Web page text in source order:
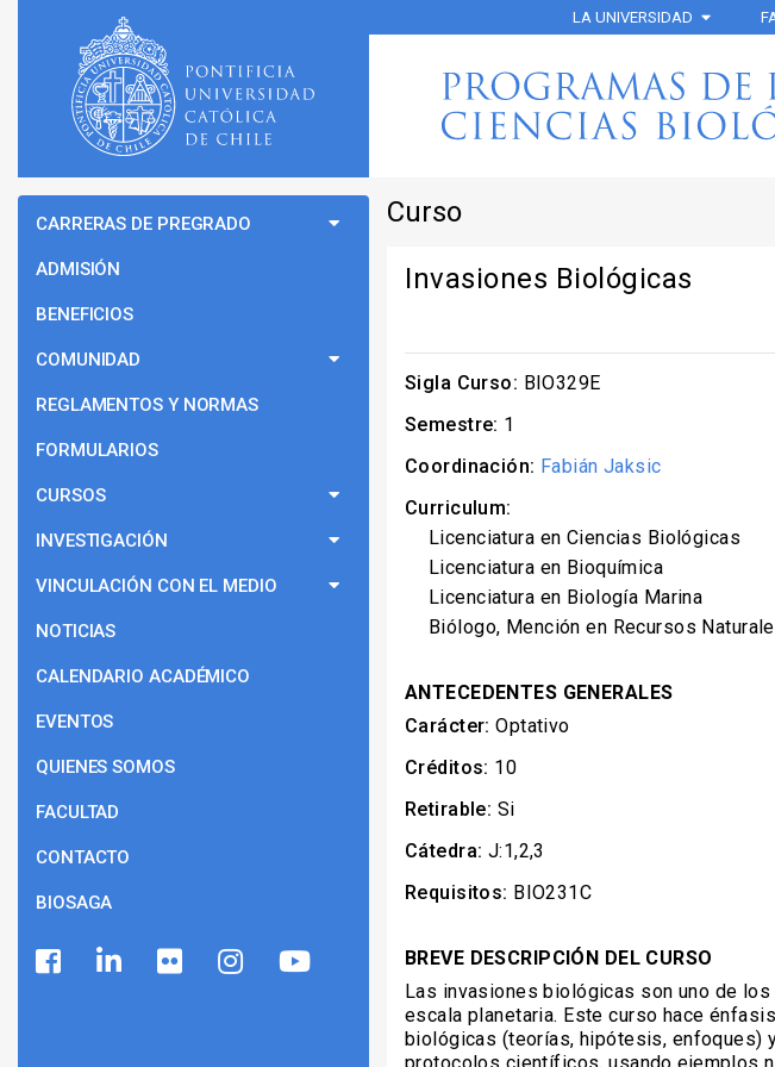
LA UNIVERSIDAD
Curso
Invasiones Biológicas
Sigla Curso: BIO329E
Semestre: 1
Coordinación: Fabián Jaksic
Curriculum:
Licenciatura en Ciencias Biológicas
Licenciatura en Bioquímica
Licenciatura en Biología Marina
Biólogo, Mención en Recursos
ANTECEDENTES GENERALES
Carácter: Optativo
Créditos: 10
Retirable: Si
Cátedra: J:1,2,3
Requisitos: BIO231C
BREVE DESCRIPCIÓN DEL CURSO
Las invasiones biológicas son uno de
escala planetaria. Este curso hace
biológicas (teorías, hipótesis, enfoques)
CARRERAS DE PREGRADO
ADMISIÓN
BENEFICIOS
COMUNIDAD
REGLAMENTOS Y NORMAS
FORMULARIOS
CURSOS
INVESTIGACIÓN
VINCULACIÓN CON EL MEDIO
NOTICIAS
CALENDARIO ACADÉMICO
EVENTOS
QUIENES SOMOS
FACULTAD
CONTACTO
BIOSAGA